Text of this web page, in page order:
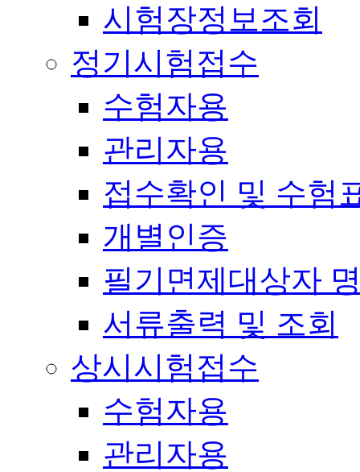
시험장정보조회
정기시험접수
수험자용
관리자용
접수확인 및 수험
개별인증
필기면제대상자
서류출력 및 조회
상시시험접수
수험자용
관리자용